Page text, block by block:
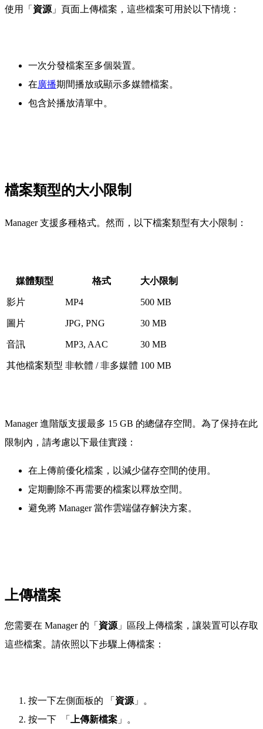
使用「 資源 」頁面上傳檔案，這些檔案可用於以下情境：
一次分發檔案至多個裝置。
在廣播期間播放或顯示多媒體檔案。
包含於播放清單中。
檔案類型的大小限制
Manager 支援多種格式。然而，以下檔案類型有大小限制：
媒體類型 格式 大小限制
影片 MP4 500 MB
圖片 JPG, PNG 30 MB
音訊 MP3, AAC 30 MB
其他檔案類型 非軟體 / 非多媒體 100 MB
Manager 進階版支援最多 15 GB 的總儲存空間。為了保持在此
限制內，請考慮以下最佳實踐：
在上傳前優化檔案，以減少儲存空間的使用。
定期刪除不再需要的檔案以釋放空間。
避免將 Manager 當作雲端儲存解決方案。
上傳檔案
您需要在 Manager 的「 資源 」區段上傳檔案，讓裝置可以存取
這些檔案。請依照以下步驟上傳檔案：
按一下左側面板的 「 資源 」。
按一下
「 上傳新檔案 」。